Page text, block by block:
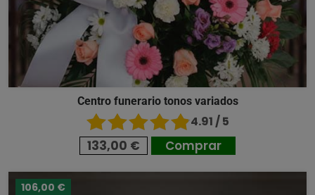
Centro funerario tonos variados
4.91 / 5
133,00 € Comprar
106,00 €